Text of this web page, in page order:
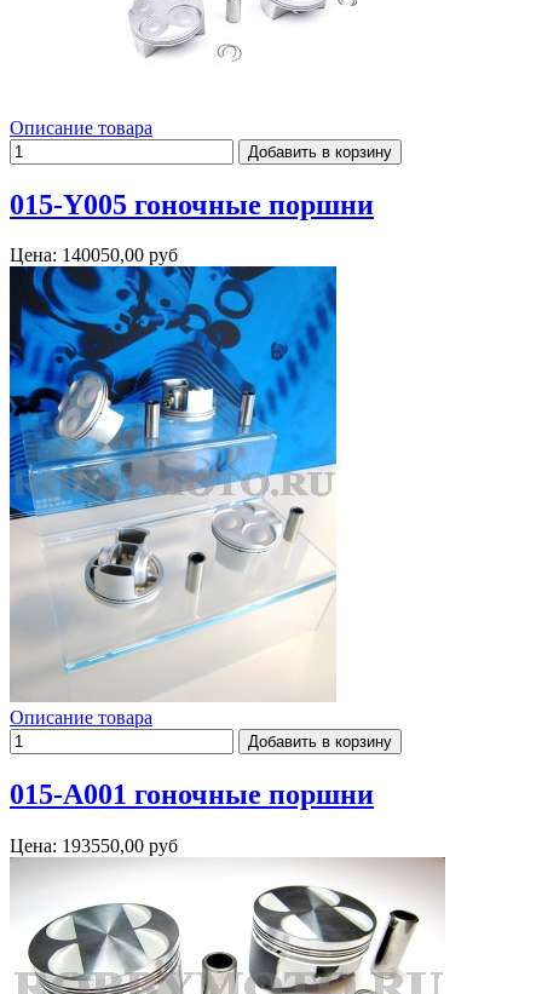
Описание товара
015-Y005 гоночные поршни
Цена: 140050,00 руб
Описание товара
015-A001 гоночные поршни
Цена: 193550,00 руб